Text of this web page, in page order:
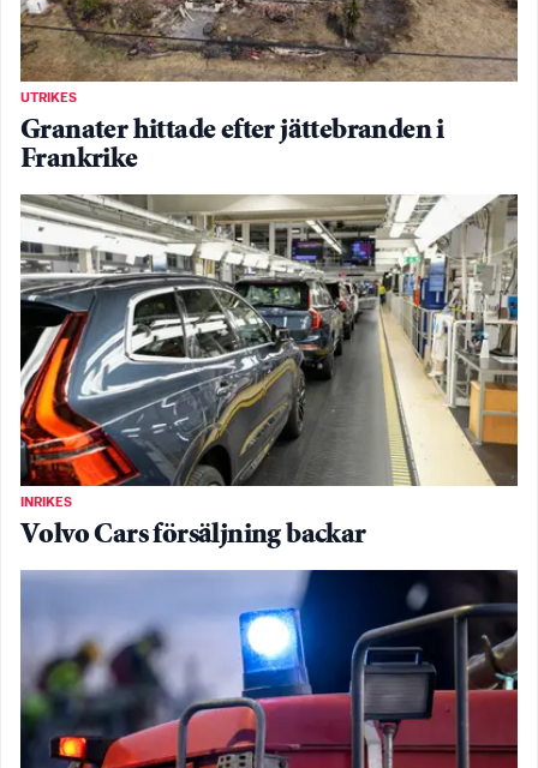
UTRIKES
Granater hittade efter jättebranden i
Frankrike
INRIKES
Volvo Cars försäljning backar